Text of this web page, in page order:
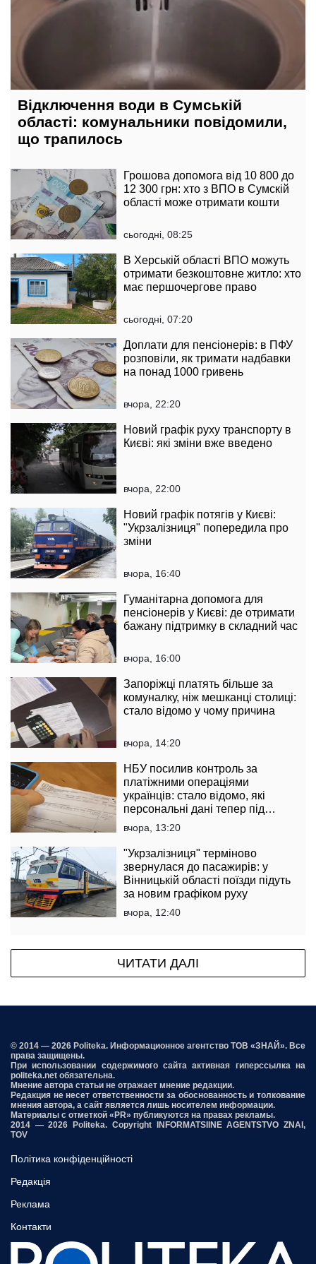
Відключення води в Сумській
області: комунальники повідомили,
що трапилось
Грошова допомога від 10 800 до
12 300 грн: хто з ВПО в Сумскій
області може отримати кошти
сьогодні, 08:25
В Херській області ВПО можуть
отримати безкоштовне житло: хто
має першочергове право
сьогодні, 07:20
Доплати для пенсіонерів: в ПФУ
розповіли, як тримати надбавки
на понад 1000 гривень
вчора, 22:20
Новий графік руху транспорту в
Києві: які зміни вже введено
вчора, 22:00
Новий графік потягів у Києві:
"Укрзалізниця" попередила про
зміни
вчора, 16:40
Гуманітарна допомога для
пенсіонерів у Києві: де отримати
бажану підтримку в складний час
вчора, 16:00
Запоріжці платять більше за
комуналку, ніж мешканці столиці:
стало відомо у чому причина
вчора, 14:20
НБУ посилив контроль за
платіжними операціями
українців: стало відомо, які
персональні дані тепер під
контролем
вчора, 13:20
"Укрзалізниця" терміново
звернулася до пасажирів: у
Вінницькій області поїзди підуть
за новим графіком руху
вчора, 12:40
ЧИТАТИ ДАЛІ
© 2014 — 2026 Politeka. Информационное агентство ТОВ «ЗНАЙ». Все
права защищены.
При использовании содержимого сайта активная гиперссылка на
politeka.net обязательна.
Мнение автора статьи не отражает мнение редакции.
Редакция не несет ответственности за обоснованность и толкование
мнения автора, а сайт является лишь носителем информации.
Материалы с отметкой «PR» публикуются на правах рекламы.
2014 — 2026 Politeka. Copyright INFORMATSIINE AGENTSTVO ZNAI,
TOV
Політика конфіденційності
Редакція
Реклама
Контакти